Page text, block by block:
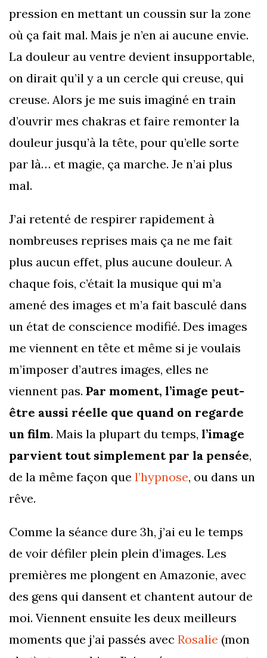
pression en mettant un coussin sur la zone
où ça fait mal. Mais je n’en ai aucune envie.
La douleur au ventre devient insupportable,
on dirait qu’il y a un cercle qui creuse, qui
creuse. Alors je me suis imaginé en train
d’ouvrir mes chakras et faire remonter la
douleur jusqu’à la tête, pour qu’elle sorte
par là… et magie, ça marche. Je n’ai plus
mal.
J’ai retenté de respirer rapidement à
nombreuses reprises mais ça ne me fait
plus aucun effet, plus aucune douleur. A
chaque fois, c’était la musique qui m’a
amené des images et m’a fait basculé dans
un état de conscience modifié. Des images
me viennent en tête et même si je voulais
m’imposer d’autres images, elles ne
viennent pas. Par moment, l’image peut-
être aussi réelle que quand on regarde
un film. Mais la plupart du temps, l’image
parvient tout simplement par la pensée,
de la même façon que l’hypnose, ou dans un
rêve.
Comme la séance dure 3h, j’ai eu le temps
de voir défiler plein plein d’images. Les
premières me plongent en Amazonie, avec
des gens qui dansent et chantent autour de
moi. Viennent ensuite les deux meilleurs
moments que j’ai passés avec Rosalie (mon